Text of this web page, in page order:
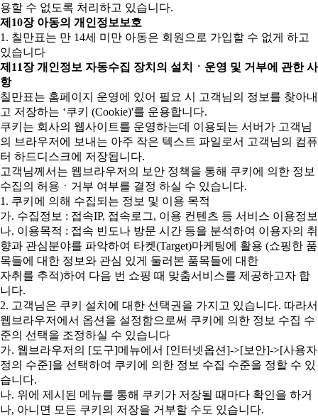
용할 수 없도록 처리하고 있습니다.
제10장 아동의 개인정보보호
1. 칠만표는 만 14세 미만 아동은 회원으로 가입할 수 없게 하고
있습니다
제11장 개인정보 자동수집 장치의 설치ㆍ운영 및 거부에 관한 사
항
칠만표는 홈페이지 운영에 있어 필요 시 고객님의 정보를 찾아내
고 저장하는 ‘쿠키 (Cookie)'를 운용합니다.
쿠키는 회사의 웹사이트를 운영하는데 이용되는 서버가 고객님
의 브라우저에 보내는 아주 작은 텍스트 파일로서 고객님의 컴퓨
터 하드디스크에 저장됩니다.
고객님께서는 웹브라우저의 보안 정책을 통해 쿠키에 의한 정보
수집의 허용ㆍ거부 여부를 결정 하실 수 있습니다.
1. 쿠키에 의해 수집되는 정보 및 이용 목적
가. 수집정보 : 접속IP, 접속로그, 이용 컨텐츠 등 서비스 이용정보
나. 이용목적 : 접속 빈도나 방문 시간 등을 분석하여 이용자의 취
향과 관심분야를 파악하여 타켓(Target)마케팅에 활용 (쇼핑한 품
목들에 대한 정보와 관심 있게 둘러본 품목들에 대한
자취를 추적)하여 다음 번 쇼핑 때 맞춤서비스를 제공하고자 합
니다.
2. 고객님은 쿠키 설치에 대한 선택권을 가지고 있습니다. 따라서
웹브라우저에서 옵션을 설정함으로써 쿠키에 의한 정보 수집 수
준의 선택을 조정하실 수 있습니다
가. 웹브라우저의 [도구]메뉴에서 [인터넷옵션]->[보안]->[사용자
정의 수준]을 선택하여 쿠키에 의한 정보 수집 수준을 정할 수 있
습니다.
나. 위에 제시된 메뉴를 통해 쿠키가 저장될 때마다 확인을 하거
나, 아니면 모든 쿠키의 저장을 거부할 수도 있습니다.